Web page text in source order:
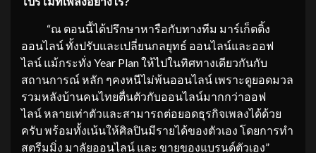
“ณ ตอนนี้ได้ปรึกษาหารือกับทางทีม มาร์เก็ตติ้ง
ออนไลน์ ทั้งปรับและเปลี่ยนกลยุทธ์ ออนไลน์และออฟ
ไลน์ แม้กระทั่ง Year Plan ให้ไปในทิศทางเดียวกันกับ
สถานการณ์ หลัก ๆคงหนีไม่พ้นออนไลน์ เพราะดูยอดมวล
รวมหลังบ้านคนไทยตื่นตัวกับออนไลน์มากกว่าออฟ
ไลน์ หลายเท่าตัวและสามารถต่อยอดธุรกิจเพลงได้ด้วย
ครับ พร้อมทั้งเน้นให้ศิลปินมีรายได้ของตัวเอง โดยการทำ
สตรีมมิ่ง มาลัยออนไลน์ และ ขายของแบรนด์ตัวเอง”